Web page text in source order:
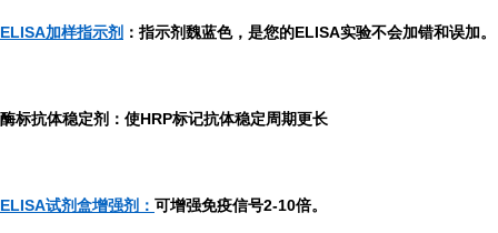
ELISA加样指示剂 ：指示剂魏蓝色，是您的ELISA实验不会加错和误加。
酶标抗体稳定剂：使HRP标记抗体稳定周期更长
ELISA试剂盒增强剂： 可增强免疫信号2-10倍。